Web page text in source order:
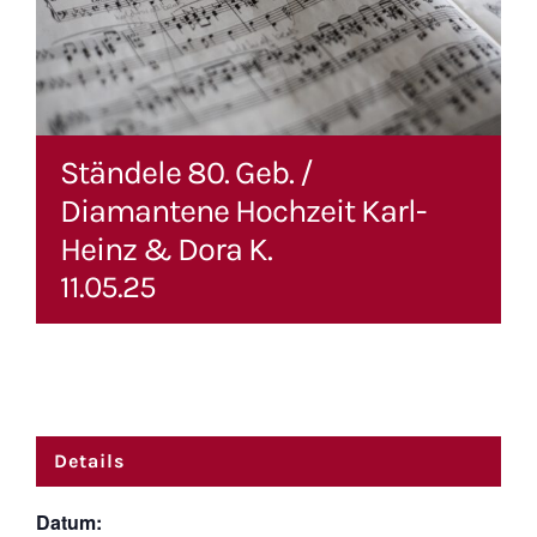
Ständele 80. Geb. /
Diamantene Hochzeit Karl-
Heinz & Dora K.
11.05.25
Details
Datum: